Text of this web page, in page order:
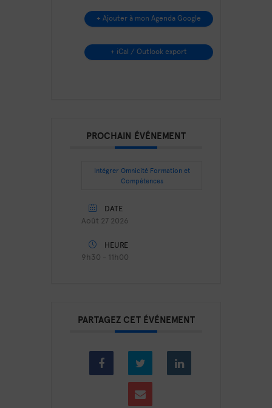
+ Ajouter à mon Agenda Google
+ iCal / Outlook export
PROCHAIN ÉVÉNEMENT
Intégrer Omnicité Formation et
Compétences
DATE
Août 27 2026
HEURE
9h30 - 11h00
PARTAGEZ CET ÉVÉNEMENT